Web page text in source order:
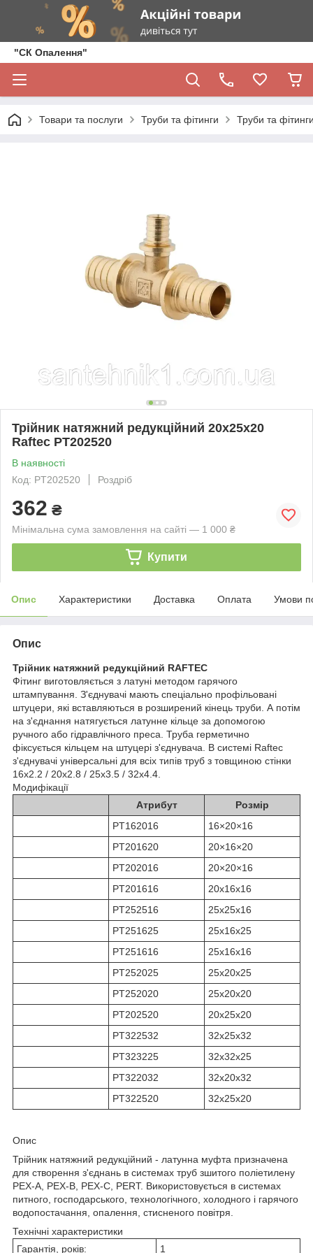
"СК Опалення"
Товари та послуги Труби та фітинги Труби та
Трійник натяжний редукційний 20х25х20
Raftec PT202520
В наявності
Код: PT202520
Роздріб
362 ₴
Мінімальна сума замовлення на сайті — 1 000 ₴
Купити
Опис Характеристики Доставка Оплата Умови
Опис
Трійник натяжний редукційний RAFTEC
Фітинг виготовляється з латуні методом гарячого
штампування. З'єднувачі мають спеціально профільовані
штуцери, які вставляються в розширений кінець труби. А потім
на з'єднання натягується латунне кільце за допомогою
ручного або гідравлічного преса. Труба герметично
фіксується кільцем на штуцері з'єднувача. В системі Raftec
з'єднувачі універсальні для всіх типів труб з товщиною стінки
16х2.2 / 20х2.8 / 25х3.5 / 32х4.4.
Модифікації
Атрибут
Розмір
PT162016
16×20×16
PT201620
20×16×20
PT202016
20×20×16
PT201616
20х16х16
PT252516
25х25х16
PT251625
25х16х25
PT251616
25х16х16
PT252025
25х20х25
PT252020
25х20х20
PT202520
20х25х20
PT322532
32х25х32
PT323225
32х32х25
PT322032
32х20х32
PT322520
32х25х20
Опис
Трійник натяжний редукційний - латунна муфта призначена
для створення з'єднань в системах труб зшитого поліетилену
PEX-A, PEX-B, PEX-C, PERT. Використовується в системах
питного, господарського, технологічного, холодного і гарячого
водопостачання, опалення, стисненого повітря.
Технічні характеристики
Гарантія, років:
1